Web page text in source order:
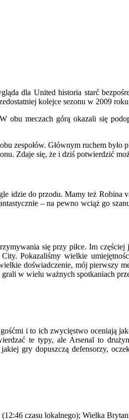
dla United historia starć
kolejce sezonu w 2009
obu meczach górą okazali się
zespołów. Głównym ruchem
Zdaje się, że i dziś potwierdzić
idzie do przodu. Mamy też Robina
– na pewno wciąż go
się przy piłce. Im
Pokazaliśmy wielkie
doświadczenie, mój
w wielu ważnych spotkaniach
i to ich zwycięstwo oceniają
te typy, ale Arsenal to
gry dopuszczą defensorzy,
czasu lokalnego); Wielka